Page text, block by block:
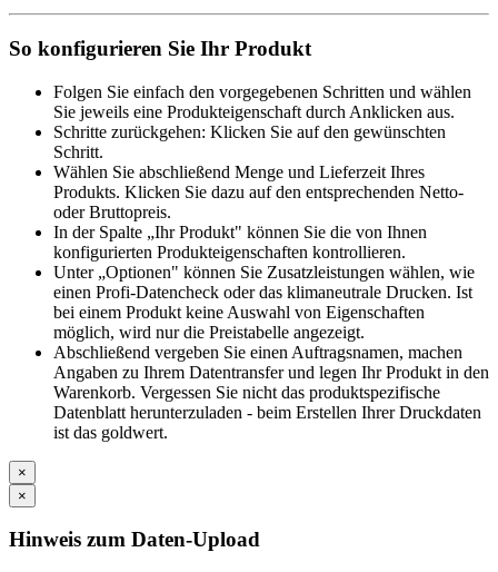
So konfigurieren Sie Ihr Produkt
Folgen Sie einfach den vorgegebenen Schritten und wählen
Sie jeweils eine Produkteigenschaft durch Anklicken aus.
Schritte zurückgehen: Klicken Sie auf den gewünschten
Schritt.
Wählen Sie abschließend Menge und Lieferzeit Ihres
Produkts. Klicken Sie dazu auf den entsprechenden Netto-
oder Bruttopreis.
In der Spalte „Ihr Produkt" können Sie die von Ihnen
konfigurierten Produkteigenschaften kontrollieren.
Unter „Optionen" können Sie Zusatzleistungen wählen, wie
einen Profi-Datencheck oder das klimaneutrale Drucken. Ist
bei einem Produkt keine Auswahl von Eigenschaften
möglich, wird nur die Preistabelle angezeigt.
Abschließend vergeben Sie einen Auftragsnamen, machen
Angaben zu Ihrem Datentransfer und legen Ihr Produkt in den
Warenkorb. Vergessen Sie nicht das produktspezifische
Datenblatt herunterzuladen - beim Erstellen Ihrer Druckdaten
ist das goldwert.
×
×
Hinweis zum Daten-Upload